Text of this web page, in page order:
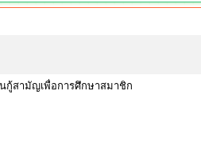
นกู้สามัญเพื่อการศึกษาสมาชิก